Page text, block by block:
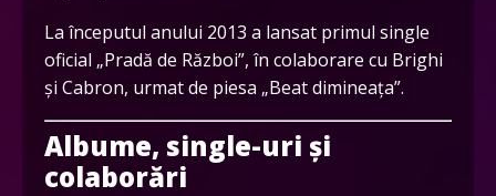
La începutul anului 2013 a lansat primul single
oficial „Pradă de Război”, în colaborare cu Brighi
și Cabron, urmat de piesa „Beat dimineața”.
Albume, single-uri și
colaborări